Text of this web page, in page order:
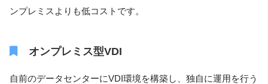
ンプレミスよりも低コストです。
オンプレミス型VDI
自前のデータセンターにVDI環境を構築し、独自に運用を行う